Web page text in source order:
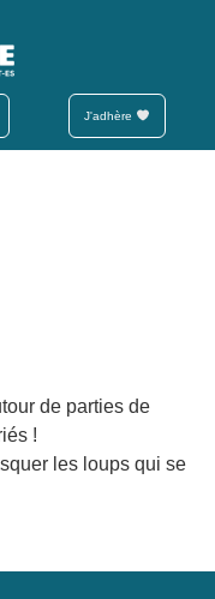
J'adhère
–
Jeux de
de parties de
!
les loups qui se